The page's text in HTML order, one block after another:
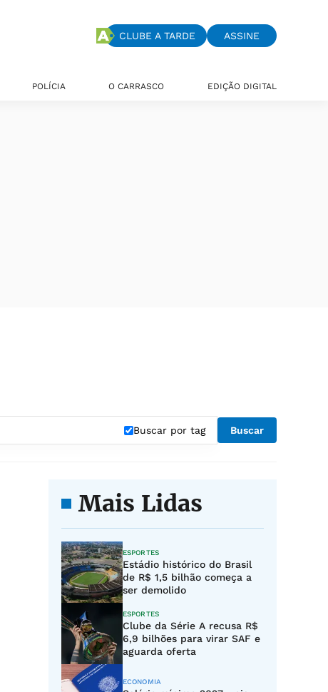
CLUBE A TARDE ASSINE
POLÍCIA O CARRASCO EDIÇÃO DIGITAL
Buscar por tag Buscar
Mais Lidas
ESPORTES
Estádio histórico do Brasil
de R$ 1,5 bilhão começa a
ser demolido
ESPORTES
Clube da Série A recusa R$
6,9 bilhões para virar SAF e
aguarda oferta
ECONOMIA